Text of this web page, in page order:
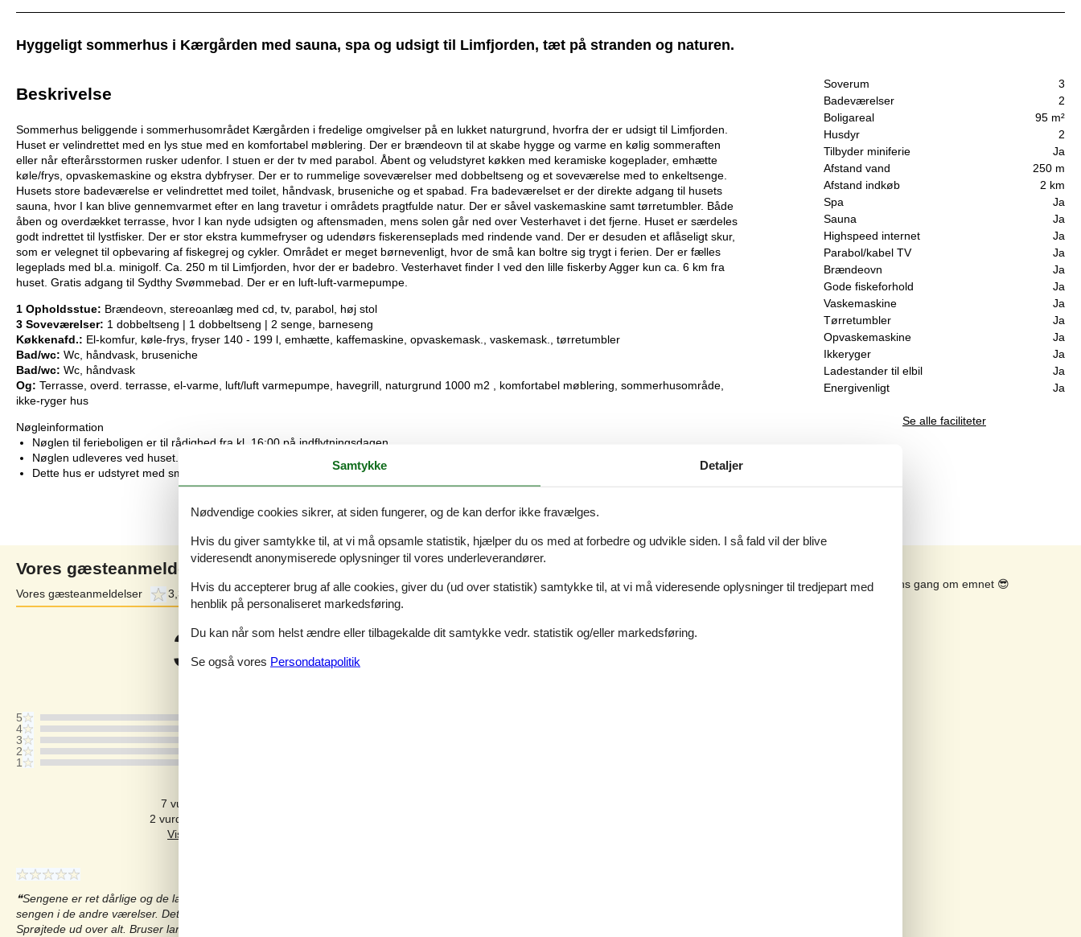
Hyggeligt sommerhus i Kærgården med sauna, spa og udsigt til Limfjorden, tæt på stranden og naturen.
Soverum
3
Badeværelser
2
Boligareal
95 m²
Husdyr
2
Tilbyder miniferie
Ja
Afstand vand
250 m
Afstand indkøb
2 km
Spa
Ja
Sauna
Ja
Highspeed internet
Ja
Parabol/kabel TV
Ja
Brændeovn
Ja
Gode fiskeforhold
Ja
Vaskemaskine
Ja
Tørretumbler
Ja
Opvaskemaskine
Ja
Ikkeryger
Ja
Ladestander til elbil
Ja
Energivenligt
Ja
Se alle faciliteter
Beskrivelse
Sommerhus beliggende i sommerhusområdet Kærgården i fredelige omgivelser på en lukket naturgrund, hvorfra der er udsigt til Limfjorden.
Huset er velindrettet med en lys stue med en komfortabel møblering. Der er brændeovn til at skabe hygge og varme en kølig sommeraften
eller når efterårsstormen rusker udenfor. I stuen er der tv med parabol. Åbent og veludstyret køkken med keramiske kogeplader, emhætte
køle/frys, opvaskemaskine og ekstra dybfryser. Der er to rummelige soveværelser med dobbeltseng og et soveværelse med to enkeltsenge.
Husets store badeværelse er velindrettet med toilet, håndvask, bruseniche og et spabad. Fra badeværelset er der direkte adgang til husets
sauna, hvor I kan blive gennemvarmet efter en lang travetur i områdets pragtfulde natur. Der er såvel vaskemaskine samt tørretumbler. Både
åben og overdækket terrasse, hvor I kan nyde udsigten og aftensmaden, mens solen går ned over Vesterhavet i det fjerne. Huset er særdeles
godt indrettet til lystfisker. Der er stor ekstra kummefryser og udendørs fiskerenseplads med rindende vand. Der er desuden et aflåseligt skur,
som er velegnet til opbevaring af fiskegrej og cykler. Området er meget børnevenligt, hvor de små kan boltre sig trygt i ferien. Der er fælles
legeplads med bl.a. minigolf. Ca. 250 m til Limfjorden, hvor der er badebro. Vesterhavet finder I ved den lille fiskerby Agger kun ca. 6 km fra
huset. Gratis adgang til Sydthy Svømmebad. Der er en luft-luft-varmepumpe.
1 Opholdsstue: Brændeovn, stereoanlæg med cd, tv, parabol, høj stol
3 Soveværelser: 1 dobbeltseng | 1 dobbeltseng | 2 senge, barneseng
Køkkenafd.: El-komfur, køle-frys, fryser 140 - 199 l, emhætte, kaffemaskine, opvaskemask., vaskemask., tørretumbler
Bad/wc: Wc, håndvask, bruseniche
Bad/wc: Wc, håndvask
Og: Terrasse, overd. terrasse, el-varme, luft/luft varmepumpe, havegrill, naturgrund 1000 m2 , komfortabel møblering, sommerhusområde,
ikke-ryger hus
Nøgleinformation
Nøglen til ferieboligen er til rådighed fra kl. 16:00 på indflytningsdagen.
Nøglen udleveres ved huset.
Dette hus er udstyret med smart lock
Vores gæsteanmeldelser
Vores gæsteanmeldelser 3,3 Eksterne anmeldelser 4,1
3,3
5
4
3
2
1
7 vurderinger har kommentarer på dansk.
2 vurderinger har komentarer på andre sprog.
Sengene er ret dårlige og de larmer meget. Man kan høre når de andre gæster vender sig i
sengen i de andre værelser. Det er generelt meget lydt i huset. Vandhane i bryggers virkede ikke.
Sprøjtede ud over alt. Bruser larmer utrolig meget, trænger til en udskiftning.
Se nabo emner Se solens gang om emnet 😎
Samtykke Detaljer
Nødvendige cookies sikrer, at siden fungerer, og de kan derfor ikke fravælges.
Hvis du giver samtykke til, at vi må opsamle statistik, hjælper du os med at forbedre og udvikle siden. I så fald vil der blive
videresendt anonymiserede oplysninger til vores underleverandører.
Hvis du accepterer brug af alle cookies, giver du (ud over statistik) samtykke til, at vi må videresende oplysninger til tredjepart med
henblik på personaliseret markedsføring.
Du kan når som helst ændre eller tilbagekalde dit samtykke vedr. statistik og/eller markedsføring.
Se også vores Persondatapolitik